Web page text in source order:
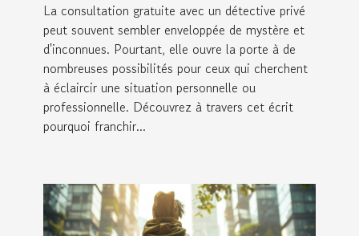
La consultation gratuite avec un détective privé
peut souvent sembler enveloppée de mystère et
d'inconnues. Pourtant, elle ouvre la porte à de
nombreuses possibilités pour ceux qui cherchent
à éclaircir une situation personnelle ou
professionnelle. Découvrez à travers cet écrit
pourquoi franchir...